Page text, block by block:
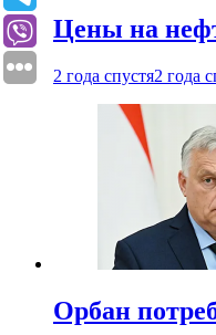
Цены на
2 года спустя2 года
Орбан